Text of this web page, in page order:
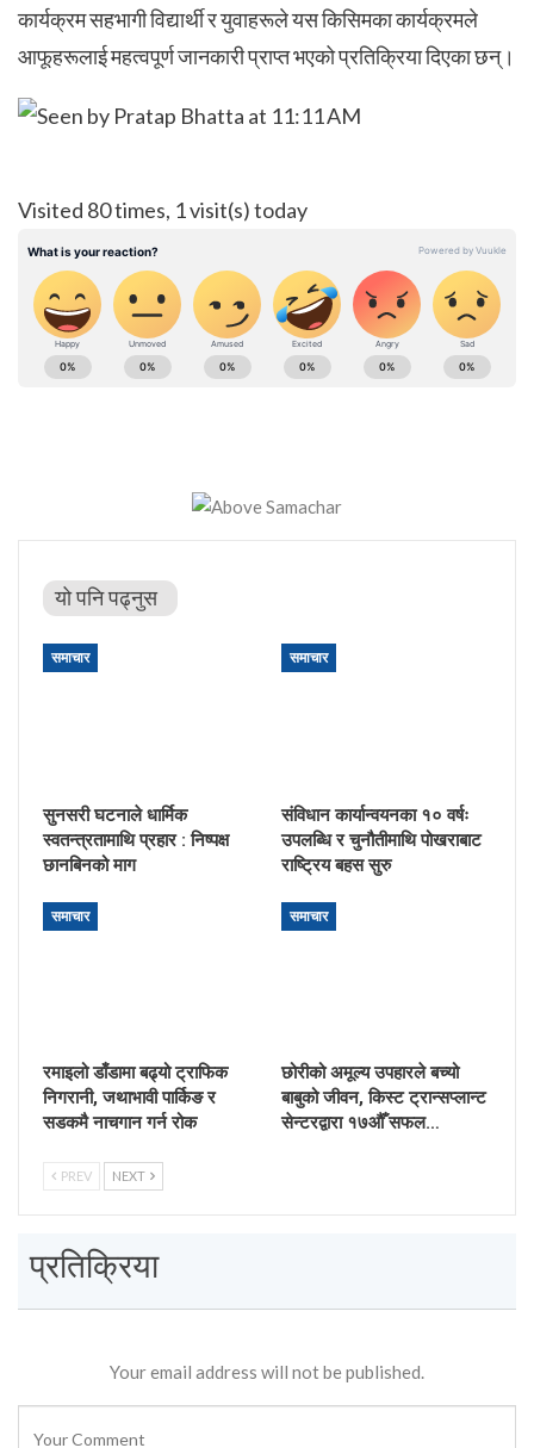
कार्यक्रम सहभागी विद्यार्थी र युवाहरूले यस किसिमका कार्यक्रमले
आफूहरूलाई महत्वपूर्ण जानकारी प्राप्त भएको प्रतिक्रिया दिएका छन्।
Visited 80 times, 1 visit(s) today
यो पनि पढ्नुस
समाचार
सुनसरी घटनाले धार्मिक
स्वतन्त्रतामाथि प्रहार : निष्पक्ष
छानबिनको माग
समाचार
संविधान कार्यान्वयनका १० वर्षः
उपलब्धि र चुनौतीमाथि पोखराबाट
राष्ट्रिय बहस सुरु
समाचार
रमाइलो डाँडामा बढ्यो ट्राफिक
निगरानी, जथाभावी पार्किङ र
सडकमै नाचगान गर्न रोक
समाचार
छोरीको अमूल्य उपहारले बच्यो
बाबुको जीवन, किस्ट ट्रान्सप्लान्ट
सेन्टरद्वारा १७औँ सफल…
PREV NEXT
प्रतिक्रिया
Your email address will not be published.